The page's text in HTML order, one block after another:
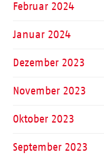
Februar 2024
Januar 2024
Dezember 2023
November 2023
Oktober 2023
September 2023